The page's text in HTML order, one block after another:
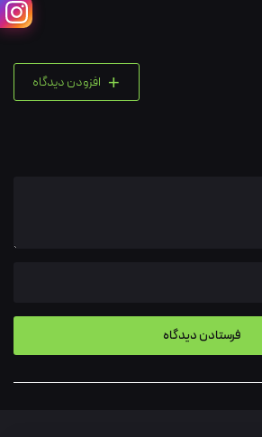
+ افزودن دیدگاه